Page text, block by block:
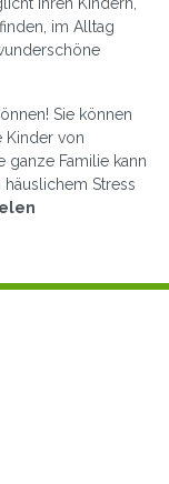
im Alltag
Sie können
Kinder von
ganze Familie kann
Stress